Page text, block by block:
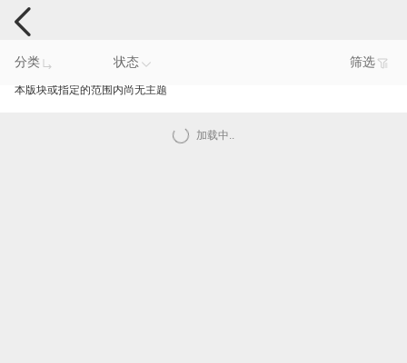
手机反馈
分类 状态 筛选
本版块或指定的范围内尚无主题
加载中..